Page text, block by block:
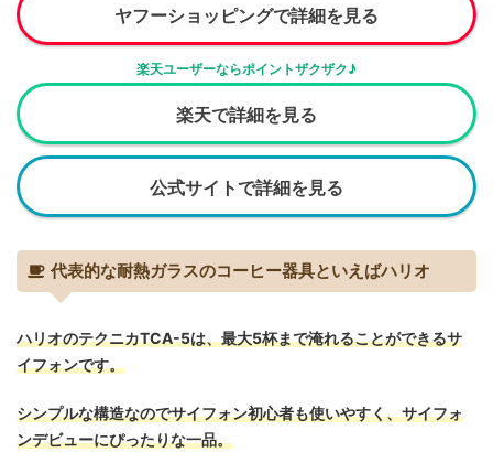
ヤフーショッピングで詳細を見る
楽天ユーザーならポイントザクザク♪
楽天で詳細を見る
公式サイトで詳細を見る
代表的な耐熱ガラスのコーヒー器具といえばハリオ
ハリオのテクニカTCA-5は、最大5杯まで淹れることができるサ
イフォンです。
シンプルな構造なのでサイフォン初心者も使いやすく、サイフォ
ンデビューにぴったりな一品。